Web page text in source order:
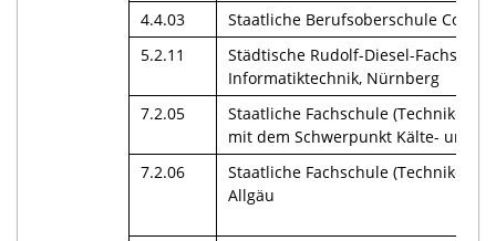
4.4.03
Staatliche Berufsoberschule
5.2.11
Städtische Rudolf-Diesel-
Informatiktechnik, Nürnberg
7.2.05
Staatliche Fachschule
mit dem Schwerpunkt Kälte- und
7.2.06
Staatliche Fachschule
Allgäu